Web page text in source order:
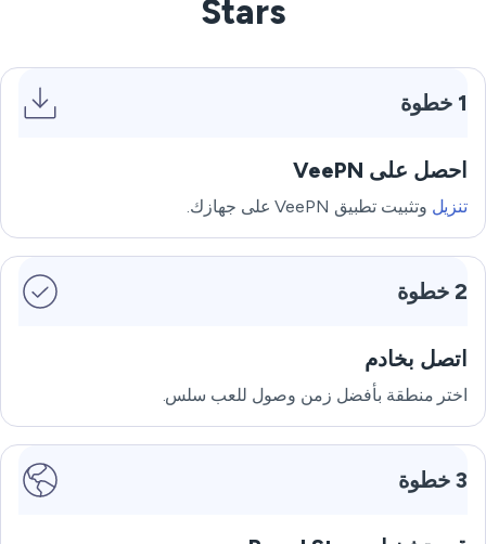
Stars
احصل على VeePN
تنزيلوتثبيت تطبيق VeePN على جهازك.
2 خطوة
اتصل بخادم
اختر منطقة بأفضل زمن وصول للعب سلس.